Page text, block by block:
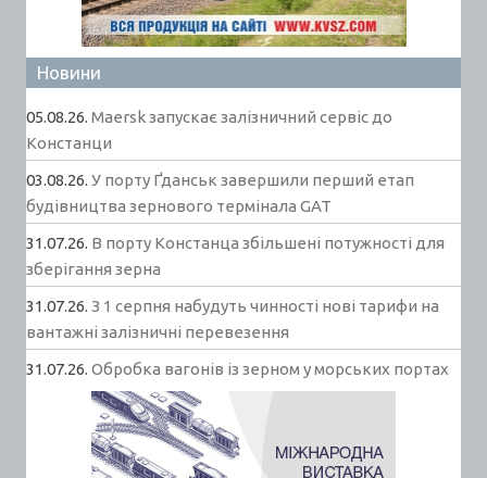
Новини
05.08.26. Maersk запускає залізничний сервіс до
Констанци
03.08.26. У порту Ґданськ завершили перший етап
будівництва зернового термінала GAT
31.07.26. В порту Констанца збільшені потужності для
зберігання зерна
31.07.26. З 1 серпня набудуть чинності нові тарифи на
вантажні залізничні перевезення
31.07.26. Обробка вагонів із зерном у морських портах